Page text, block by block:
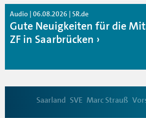
Audio | 06.08.2026 | SR.de
Gute Neuigkeiten für die
ZF in Saarbrücken
Saarland SVE Marc Strauß